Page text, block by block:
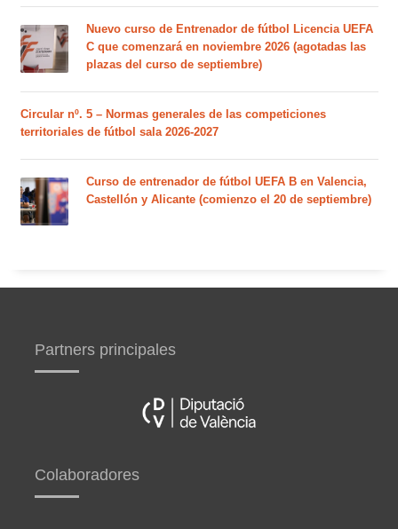
Nuevo curso de Entrenador de fútbol Licencia UEFA
C que comenzará en noviembre 2026 (agotadas las
plazas del curso de septiembre)
Circular nº. 5 – Normas generales de las competiciones
territoriales de fútbol sala 2026-2027
Curso de entrenador de fútbol UEFA B en Valencia,
Castellón y Alicante (comienzo el 20 de septiembre)
Partners principales
Colaboradores